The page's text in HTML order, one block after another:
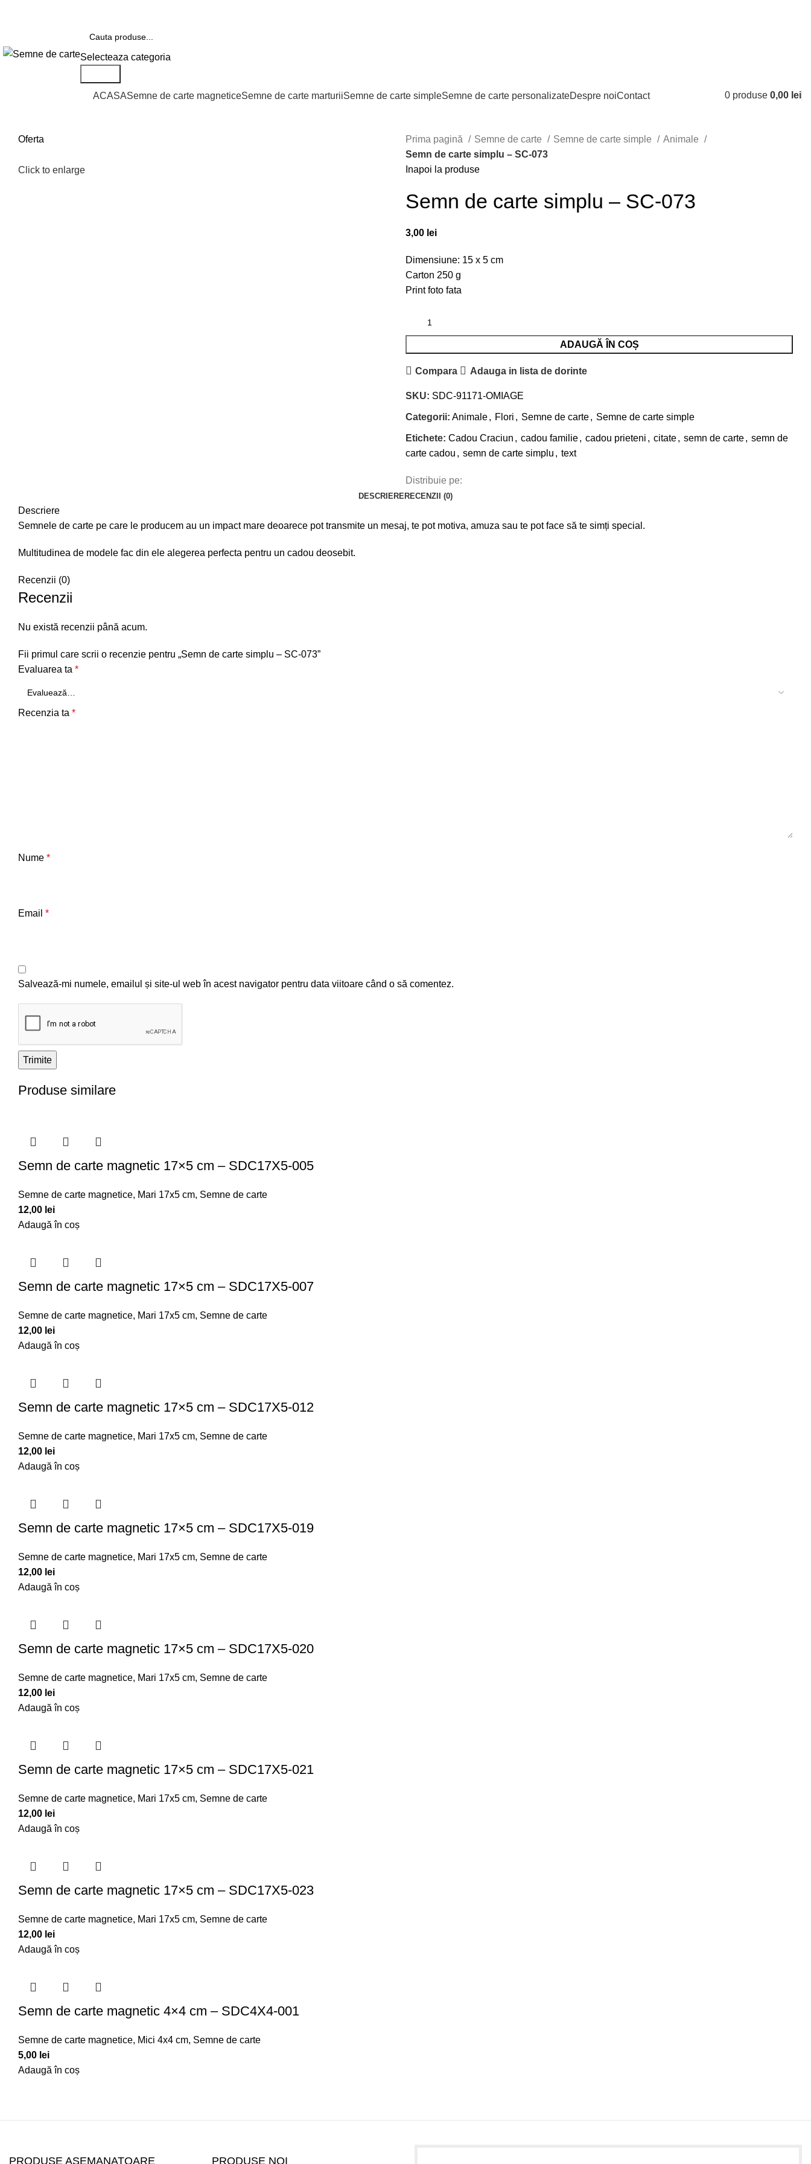
Selecteaza categoria
ACASASemne de carte magneticeSemne de carte marturiiSemne de carte simpleSemne de carte personalizateDespre noiContact 0 produse 0,00 lei
Oferta
Click to enlarge
Prima pagină Semne de carte Semne de carte simple
Animale
Semn de carte simplu – SC-073
Inapoi la produse
Semn de carte simplu – SC-073
3,00 lei
Dimensiune: 15 x 5 cm
Carton 250 g
Print foto fata
ADAUGĂ ÎN COȘ
Compara Adauga in lista de dorinte
SKU: SDC-91171-OMIAGE
Categorii: Animale, Flori , Semne de carte, Semne de carte simple
Etichete: Cadou Craciun , cadou familie, cadou prieteni , citate, semn de carte, semn de
carte cadou , semn de carte simplu , text
Distribuie pe:
DESCRIERERECENZII (0)
Descriere
Semnele de carte pe care le producem au un impact mare deoarece pot transmite un mesaj, te pot motiva, amuza sau te pot face să te simți special.
Multitudinea de modele fac din ele alegerea perfecta pentru un cadou deosebit.
Recenzii (0)
Recenzii
Nu există recenzii până acum.
Fii primul care scrii o recenzie pentru „Semn de carte simplu – SC-073”
Evaluarea ta *
Recenzia ta *
Nume *
Email *
Salvează-mi numele, emailul și site-ul web în acest navigator pentru data viitoare când o să comentez.
Produse similare
Semn de carte magnetic 17×5 cm – SDC17X5-005
Semne de carte magnetice, Mari 17x5 cm, Semne de carte
12,00 lei
Adaugă în coș
Semn de carte magnetic 17×5 cm – SDC17X5-007
Semne de carte magnetice, Mari 17x5 cm, Semne de carte
12,00 lei
Adaugă în coș
Semn de carte magnetic 17×5 cm – SDC17X5-012
Semne de carte magnetice, Mari 17x5 cm, Semne de carte
12,00 lei
Adaugă în coș
Semn de carte magnetic 17×5 cm – SDC17X5-019
Semne de carte magnetice, Mari 17x5 cm, Semne de carte
12,00 lei
Adaugă în coș
Semn de carte magnetic 17×5 cm – SDC17X5-020
Semne de carte magnetice, Mari 17x5 cm, Semne de carte
12,00 lei
Adaugă în coș
Semn de carte magnetic 17×5 cm – SDC17X5-021
Semne de carte magnetice, Mari 17x5 cm, Semne de carte
12,00 lei
Adaugă în coș
Semn de carte magnetic 17×5 cm – SDC17X5-023
Semne de carte magnetice, Mari 17x5 cm, Semne de carte
12,00 lei
Adaugă în coș
Semn de carte magnetic 4×4 cm – SDC4X4-001
Semne de carte magnetice, Mici 4x4 cm, Semne de carte
5,00 lei
Adaugă în coș
PRODUSE ASEMANATOARE PRODUSE NOI